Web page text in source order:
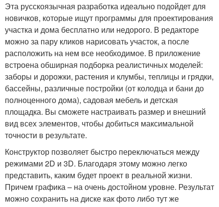
Эта русскоязычная разработка идеально подойдет для
новичков, которые ищут программы для проектирования
участка и дома бесплатно или недорого. В редакторе
можно за пару кликов нарисовать участок, а после
расположить на нем все необходимое. В приложение
встроена обширная подборка реалистичных моделей:
заборы и дорожки, растения и клумбы, теплицы и грядки,
бассейны, различные постройки (от колодца и бани до
полноценного дома), садовая мебель и детская
площадка. Вы сможете настраивать размер и внешний
вид всех элементов, чтобы добиться максимальной
точности в результате.
Конструктор позволяет быстро переключаться между
режимами 2D и 3D. Благодаря этому можно легко
представить, каким будет проект в реальной жизни.
Причем графика – на очень достойном уровне. Результат
можно сохранить на диске как фото либо тут же